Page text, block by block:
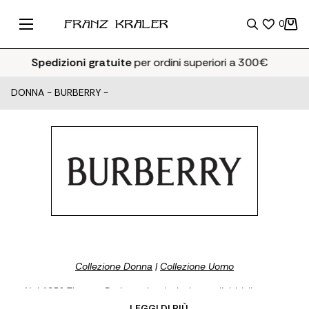
0
Spedizioni gratuiteper ordini superiori a 300€
DONNA - BURBERRY -
Collezione Donna |Collezione Uomo
Nel 1856 Thomas Burberry ha rivoluzionato l'abbigliamento
antipioggia dando vita ad uno dei marchi di lusso del panorama